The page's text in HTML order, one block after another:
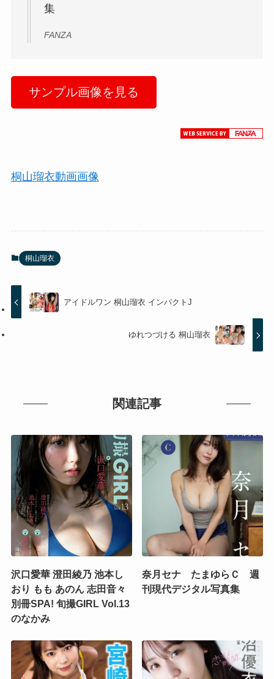
集
FANZA
サンプル画像を見る
桐山瑠衣動画画像
桐山瑠衣
アイドルワン 桐山瑠衣 インパクトJ
ゆれつづける 桐山瑠衣
関連記事
沢口愛華 澄田綾乃 池本し
おり もも あのん 志田音々
別冊SPA! 旬撮GIRL Vol.13
のなかみ
奈月セナ たまゆらＣ 週
刊現代デジタル写真集